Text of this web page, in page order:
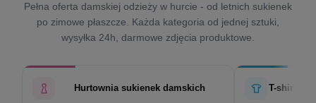
Pełna oferta damskiej odzieży w hurcie - od letnich sukienek
po zimowe płaszcze. Każda kategoria od jednej sztuki,
wysyłka 24h, darmowe zdjęcia produktowe.
Hurtownia sukienek damskich T-shirty